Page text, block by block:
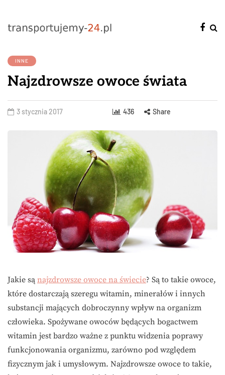
INNE
Najzdrowsze owoce świata
3 stycznia 2017 436 Share
Jakie są najzdrowsze owoce na świecie? Są to takie owoce,
które dostarczają szeregu witamin, minerałów i innych
substancji mających dobroczynny wpływ na organizm
człowieka. Spożywane owoców będących bogactwem
witamin jest bardzo ważne z punktu widzenia poprawy
funkcjonowania organizmu, zarówno pod względem
fizycznym jak i umysłowym. Najzdrowsze owoce to takie,